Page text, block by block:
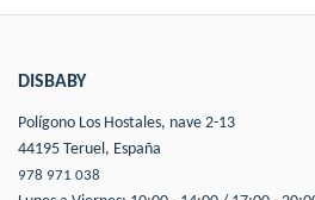
DISBABY
Polígono Los Hostales, nave 2-13
44195 Teruel, España
978 971 038